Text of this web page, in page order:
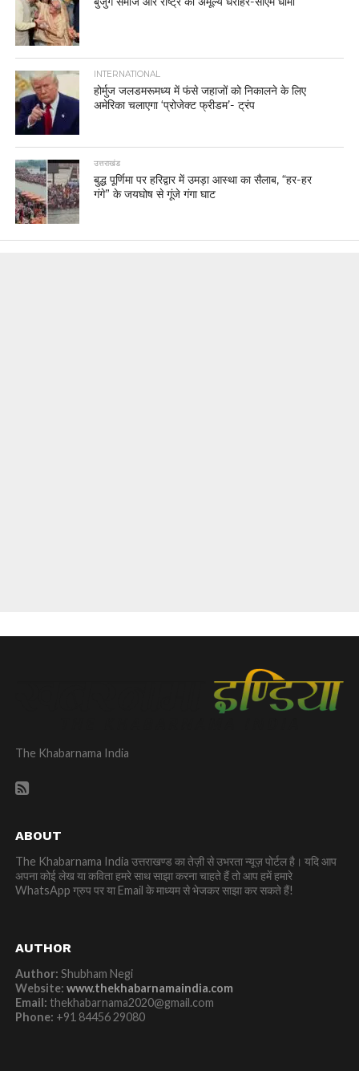
INTERNATIONAL
होर्मुज जलडमरूमध्य में फंसे जहाजों को निकालने के लिए
अमेरिका चलाएगा ‘प्रोजेक्ट फ्रीडम’- ट्रंप
उत्तराखंड
बुद्ध पूर्णिमा पर हरिद्वार में उमड़ा आस्था का सैलाब, “हर-हर
गंगे” के जयघोष से गूंजे गंगा घाट
The Khabarnama India
ABOUT
The Khabarnama India उत्तराखण्ड का तेज़ी से उभरता न्यूज़ पोर्टल है। यदि आप
अपना कोई लेख या कविता हमरे साथ साझा करना चाहते हैं तो आप हमें हमारे
WhatsApp ग्रुप पर या Email के माध्यम से भेजकर साझा कर सकते हैं!
AUTHOR
Author: Shubham Negi
Website: www.thekhabarnamaindia.com
Email: thekhabarnama2020@gmail.com
Phone: +91 84456 29080